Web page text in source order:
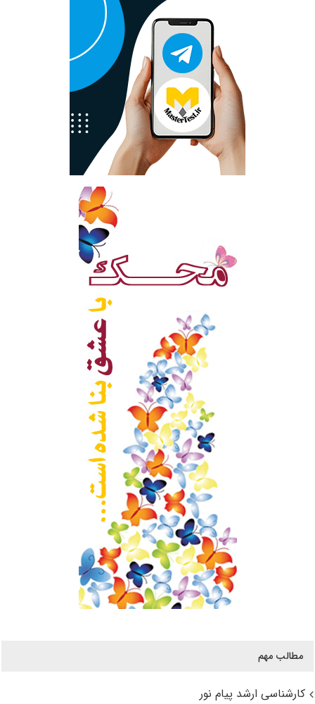
مطالب مهم
کارشناسی ارشد پیام نور